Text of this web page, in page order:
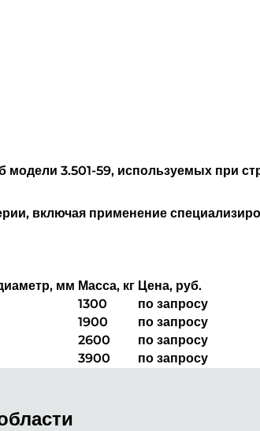
3.501-59, используемых при
включая применение
мм Масса, кг Цена, руб.
1300
по запросу
1900
по запросу
2600
по запросу
3900 по запросу